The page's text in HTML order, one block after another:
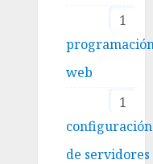
1
web
1
configuración
de servidores